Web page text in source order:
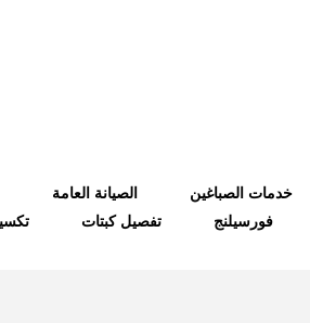
خدمات الصباغين
الصيانة العامة
فورسيلنج تفصيل كبتات